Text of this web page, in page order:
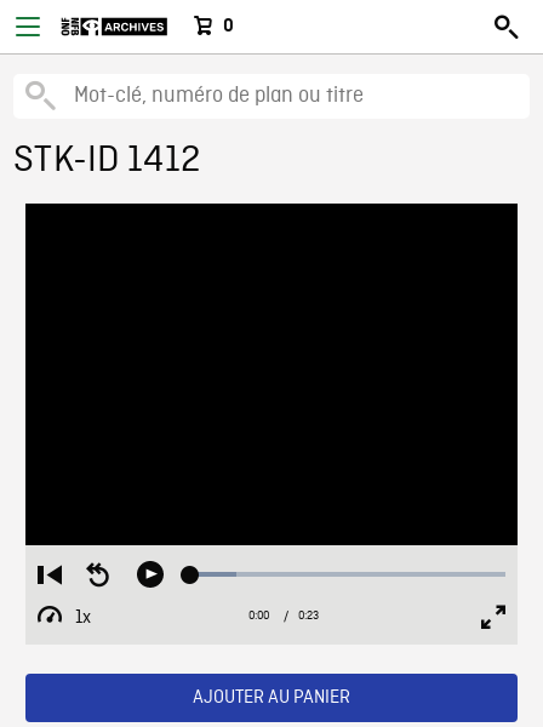
0
STK-ID 1412
Restart
from
beginning
Seek
Play Loaded:
1x
Playback
Current
0:00 / Duration
0:23
AJOUTER AU PANIER